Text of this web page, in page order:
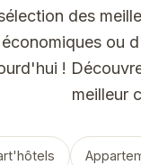
des
ou
!
meilleur